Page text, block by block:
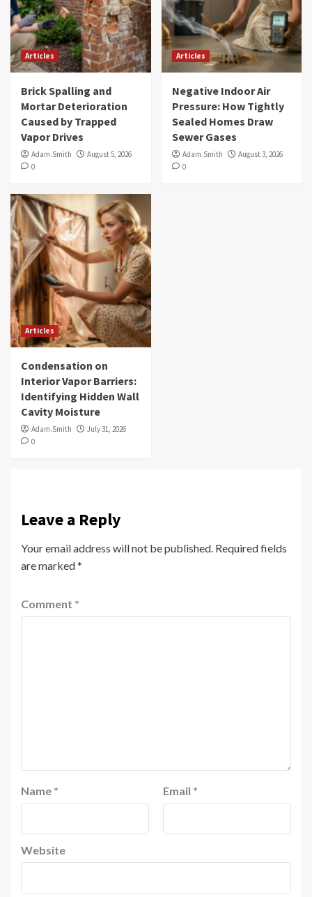
Articles
Brick Spalling and
Mortar Deterioration
Caused by Trapped
Vapor Drives
Adam.Smith
August 5, 2026
0
Articles
Negative Indoor Air
Pressure: How Tightly
Sealed Homes Draw
Sewer Gases
Adam.Smith
August 3, 2026
0
Articles
Condensation on
Interior Vapor Barriers:
Identifying Hidden Wall
Cavity Moisture
Adam.Smith
July 31, 2026
0
Leave a Reply
Your email address will not be published. Required fields
are marked*
Comment *
Name * Email *
Website